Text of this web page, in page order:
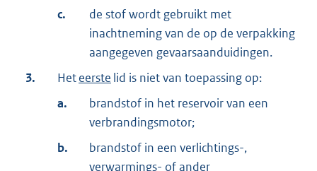
c.
de stof wordt gebruikt met
inachtneming van de op de verpakking
aangegeven gevaarsaanduidingen.
3.
Heteerste lid is niet van toepassing op:
a.
brandstof in het reservoir van een
verbrandingsmotor;
b.
brandstof in een verlichtings-,
verwarmings- of ander